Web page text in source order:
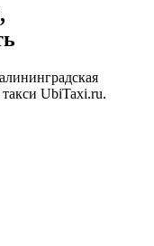
UbiTaxi.ru.